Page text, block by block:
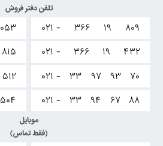
تلفن دفتر فروش
۰۲۱ - ۳۶۶ ۱۹
۸۰۹
۰۲۱ -
۳۶۶ ۱۹
۴۳۲
۰۲۱ -
۳۳ ۹۷ ۹۳
۷۰
۰۲۱ -
۳۳ ۹۴ ۶۷ ۸۸
۰۵۳
۸۱۵
۵۱۲
۵۰۴
موبایل
(فقط تماس)